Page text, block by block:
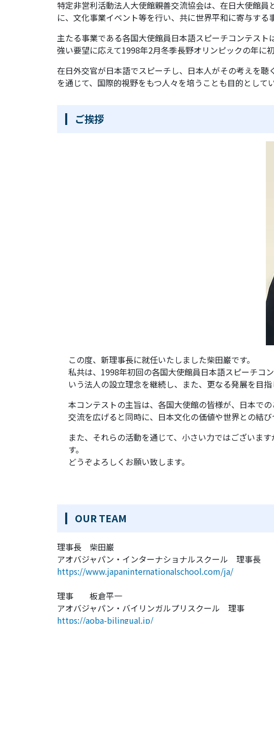
特定非営利活動法人大使館親善交流協会は、在日大使館
に、文化事業イベント等を行い、共に世界平和に寄与する
主たる事業である各国大使館員日本語スピーチコンテス
強い要望に応えて1998年2月冬季長野オリンピックの年に
在日外交官が日本語でスピーチし、日本人がその考えを
を通じて、国際的視野をもつ人々を培うことも目的としてい
ご挨拶
この度、新理事長に就任いたしました柴田巌です。
私共は、1998年初回の各国大使館員日本語スピーチコ
いう法人の設立理念を継続し、また、更なる発展を目指
本コンテストの主旨は、各国大使館の皆様が、日本で
交流を広げると同時に、日本文化の価値や世界との結
また、それらの活動を通じて、小さい力ではございま
す。
どうぞよろしくお願い致します。
OUR TEAM
理事長 柴田巌
アオバジャパン・インターナショナルスクール 理事長
https://www.japaninternationalschool.com/ja/
理事 板倉平一
アオバジャパン・バイリンガルプリスクール 理事
https://aoba-bilingual.jp/